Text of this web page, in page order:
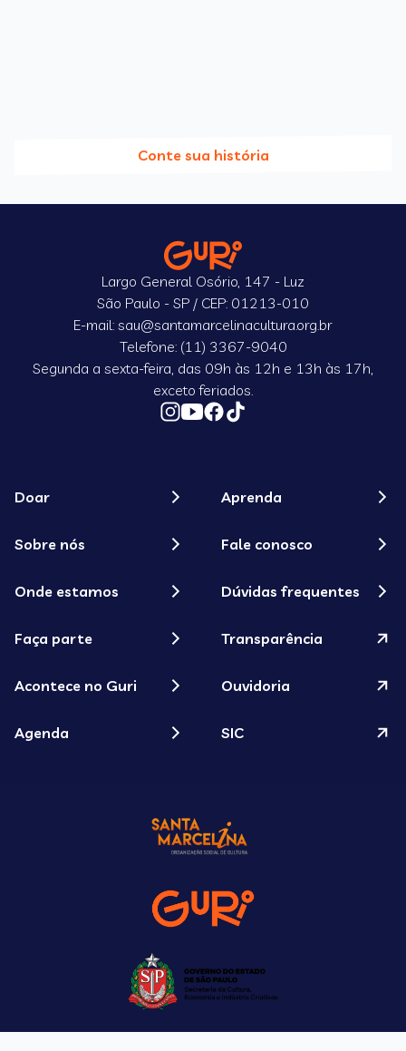
Conte sua história
Largo General Osório, 147 - Luz
São Paulo - SP / CEP: 01213-010
E-mail: sau@santamarcelinacultura.org.br
Telefone: (11) 3367-9040
Segunda a sexta-feira, das 09h às 12h e 13h às 17h,
exceto feriados.
Doar
Sobre nós
Onde estamos
Faça parte
Acontece no Guri
Agenda
Aprenda
Fale conosco
Dúvidas frequentes
Transparência
Ouvidoria
SIC